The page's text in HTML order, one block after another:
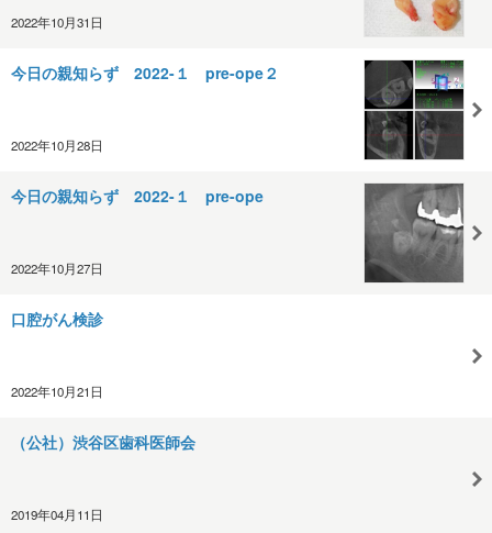
2022年10月31日
今日の親知らず 2022-１ pre-ope２
2022年10月28日
今日の親知らず 2022-１ pre-ope
2022年10月27日
口腔がん検診
2022年10月21日
（公社）渋谷区歯科医師会
2019年04月11日